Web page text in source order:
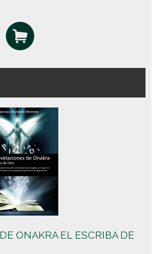
ONAKRA EL ESCRIBA DE